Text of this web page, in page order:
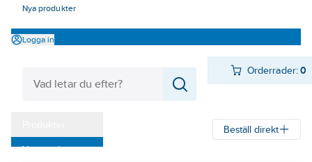
Nya produkter
Logga in
Orderrader:0
Varumärken
Beställ direkt